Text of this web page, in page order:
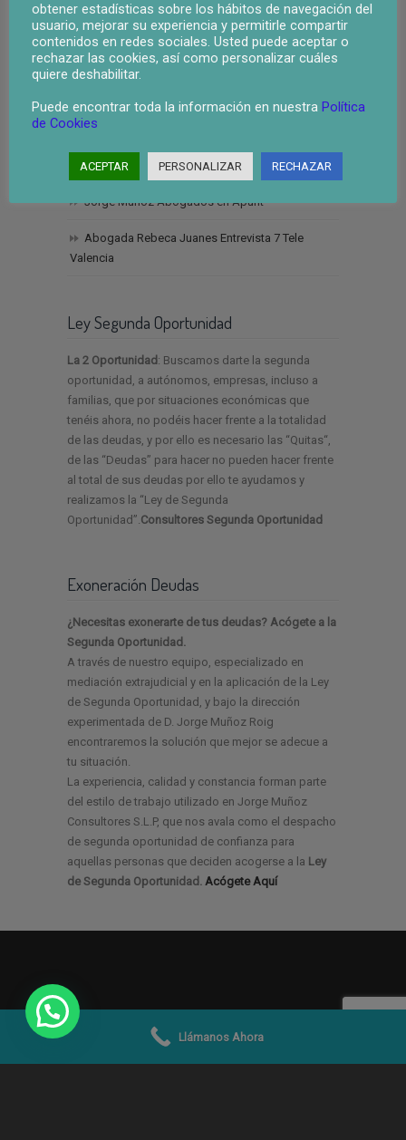
Un mensaje de agradecimiento y compromiso
en estas fechas navideñas
2026: Nuevos horizontes para la abogacía y la
I Curso de experto en Derecho, Administración
Texto Refundido de la Ley Concursal.
Jorge Muñoz Abogados en Àpunt
Abogada Rebeca Juanes Entrevista 7 Tele
Valencia
Ley Segunda Oportunidad
La 2 Oportunidad : Buscamos darte la segunda
oportunidad, a autónomos, empresas, incluso a
familias, que por situaciones económicas que
tenéis ahora, no podéis hacer frente a la totalidad
de las deudas, y por ello es necesario las “Quitas“,
de las “Deudas” para hacer no pueden hacer frente
al total de sus deudas por ello te ayudamos y
realizamos la “Ley de Segunda
Oportunidad”. Consultores Segunda Oportunidad
Exoneración Deudas
¿Necesitas exonerarte de tus deudas? Acógete a la
Segunda Oportunidad.
A través de nuestro equipo, especializado en
mediación extrajudicial y en la aplicación de la Ley
de Segunda Oportunidad, y bajo la dirección
experimentada de D. Jorge Muñoz Roig
encontraremos la solución que mejor se adecue a
tu situación.
La experiencia, calidad y constancia forman parte
del estilo de trabajo utilizado en Jorge Muñoz
Consultores S.L.P, que nos avala como el despacho
de segunda oportunidad de confianza para
aquellas personas que deciden acogerse a la Ley
de Segunda Oportunidad. Acógete Aquí
obtener estadísticas sobre los hábitos de navegación del
usuario, mejorar su experiencia y permitirle compartir
contenidos en redes sociales. Usted puede aceptar o
rechazar las cookies, así como personalizar cuáles
quiere deshabilitar.
Puede encontrar toda la información en nuestra Política
de Cookies
ACEPTAR PERSONALIZAR RECHAZAR
Llámanos Ahora